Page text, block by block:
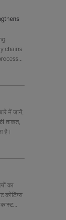
chains
में जानें,
ताकत,
है।
का
कोटिंग्स